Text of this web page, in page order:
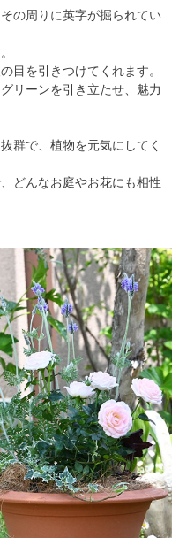
の周りに英字が掘られてい
目を引きつけてくれます。
リーンを引き立たせ、魅力
群で、植物を元気にしてく
どんなお庭やお花にも相性